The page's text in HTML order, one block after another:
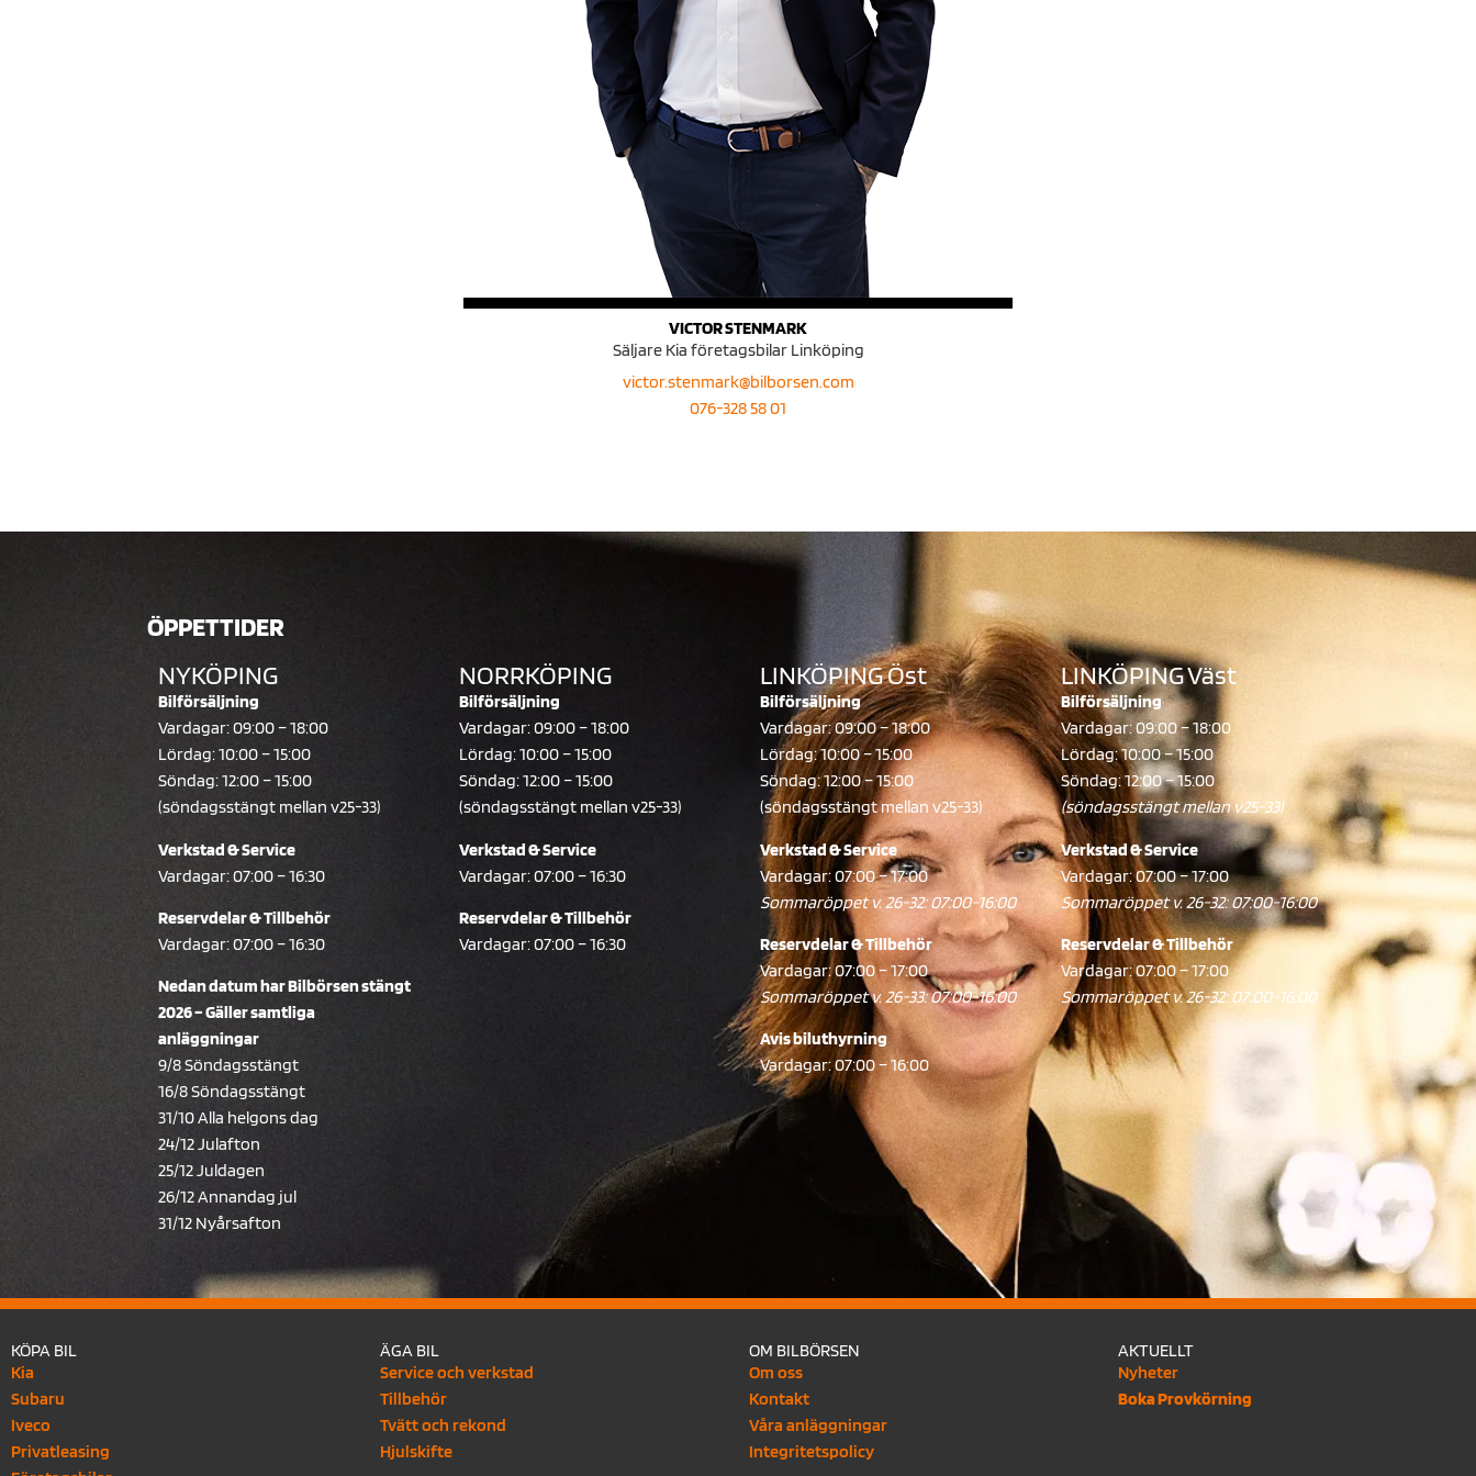
VICTOR STENMARK
Säljare Kia företagsbilar Linköping
victor.stenmark@bilborsen.com
076-328 58 01
ÖPPETTIDER
NYKÖPING
Bilförsäljning
Vardagar: 09:00 – 18:00
Lördag: 10:00 – 15:00
Söndag: 12:00 – 15:00
(söndagsstängt mellan v25-33)
Verkstad & Service
Vardagar: 07:00 – 16:30
Reservdelar & Tillbehör
Vardagar: 07:00 – 16:30
Nedan datum har Bilbörsen stängt
2026 – Gäller samtliga
anläggningar
9/8 Söndagsstängt
16/8 Söndagsstängt
31/10 Alla helgons dag
24/12 Julafton
25/12 Juldagen
26/12 Annandag jul
31/12 Nyårsafton
NORRKÖPING
Bilförsäljning
Vardagar: 09:00 – 18:00
Lördag: 10:00 – 15:00
Söndag: 12:00 – 15:00
(söndagsstängt mellan v25-33)
Verkstad & Service
Vardagar: 07:00 – 16:30
Reservdelar & Tillbehör
Vardagar: 07:00 – 16:30
LINKÖPING Öst
Bilförsäljning
Vardagar: 09:00 – 18:00
Lördag: 10:00 – 15:00
Söndag: 12:00 – 15:00
(söndagsstängt mellan v25-33)
Verkstad & Service
Vardagar: 07:00 – 17:00
Sommaröppet v. 26-32: 07:00-16:00
Reservdelar & Tillbehör
Vardagar: 07:00 – 17:00
Sommaröppet v. 26-33: 07:00-16:00
Avis biluthyrning
Vardagar: 07:00 – 16:00
LINKÖPING Väst
Bilförsäljning
Vardagar: 09:00 – 18:00
Lördag: 10:00 – 15:00
Söndag: 12:00 – 15:00
(söndagsstängt mellan v25-33)
Verkstad & Service
Vardagar: 07:00 – 17:00
Sommaröppet v. 26-32: 07:00-16:00
Reservdelar & Tillbehör
Vardagar: 07:00 – 17:00
Sommaröppet v. 26-32: 07:00-16:00
KÖPA BIL
Kia
Subaru
Iveco
Privatleasing
ÄGA BIL
Service och verkstad
Tillbehör
Tvätt och rekond
Hjulskifte
OM BILBÖRSEN
Om oss
Kontakt
Våra anläggningar
Integritetspolicy
AKTUELLT
Nyheter
Boka Provkörning